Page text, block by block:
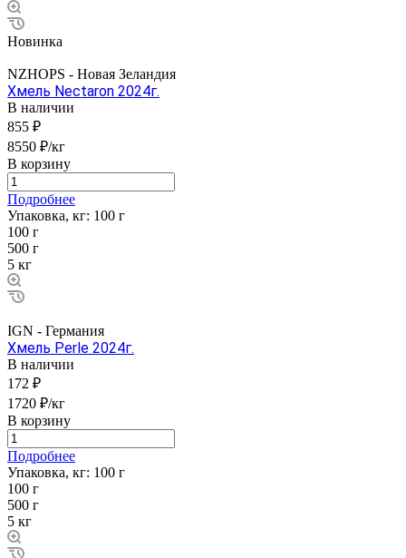
Новинка
NZHOPS - Новая Зеландия
Хмель Nectaron 2024г.
В наличии
855 ₽
8550 ₽/кг
В корзину
Подробнее
Упаковка, кг: 100 г
100 г
500 г
5 кг
IGN - Германия
Хмель Perle 2024г.
В наличии
172 ₽
1720 ₽/кг
В корзину
Подробнее
Упаковка, кг: 100 г
100 г
500 г
5 кг